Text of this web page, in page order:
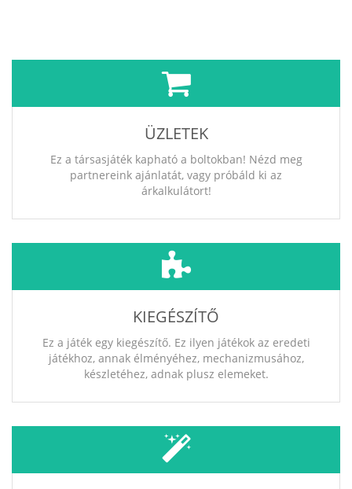
ÜZLETEK
Ez a társasjáték kapható a boltokban! Nézd meg
partnereink ajánlatát, vagy próbáld ki az
árkalkulátort!
KIEGÉSZÍTŐ
Ez a játék egy kiegészítő. Ez ilyen játékok az eredeti
játékhoz, annak élményéhez, mechanizmusához,
készletéhez, adnak plusz elemeket.